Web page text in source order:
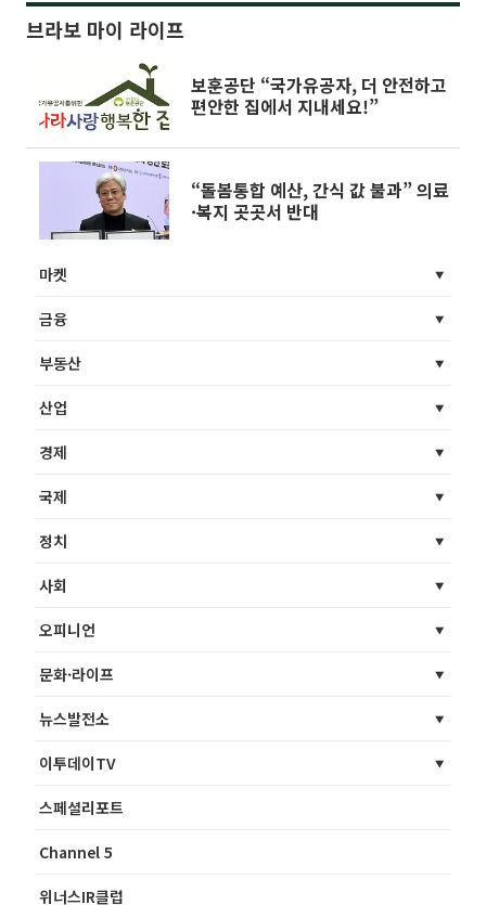
브라보 마이 라이프
보훈공단 “국가유공자, 더 안전하고
편안한 집에서 지내세요!”
“돌봄통합 예산, 간식 값 불과” 의료
·복지 곳곳서 반대
마켓
금융
부동산
산업
경제
국제
정치
사회
오피니언
문화·라이프
뉴스발전소
이투데이TV
스페셜리포트
Channel 5
위너스IR클럽